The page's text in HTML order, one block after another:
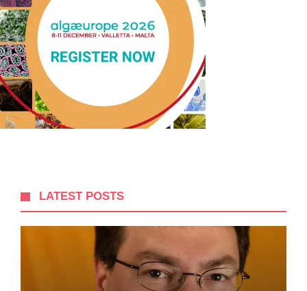
LATEST POSTS